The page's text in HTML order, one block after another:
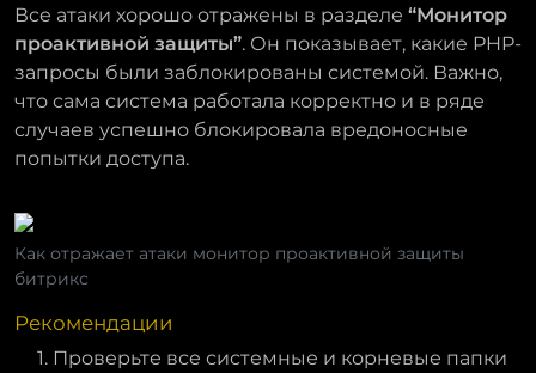
Все атаки хорошо отражены в разделе “Монитор
проактивной защиты”. Он показывает, какие PHP-
запросы были заблокированы системой. Важно,
что сама система работала корректно и в ряде
случаев успешно блокировала вредоносные
попытки доступа.
Как отражает атаки монитор проактивной защиты
битрикс
Рекомендации
Проверьте все системные и корневые папки